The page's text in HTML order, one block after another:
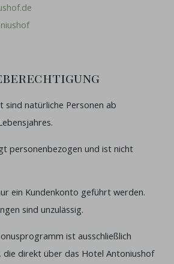
sind natürliche Personen ab
personenbezogen und ist nicht
ein Kundenkonto geführt werden.
sind unzulässig.
ist ausschließlich
die direkt über das Hotel Antoniushof